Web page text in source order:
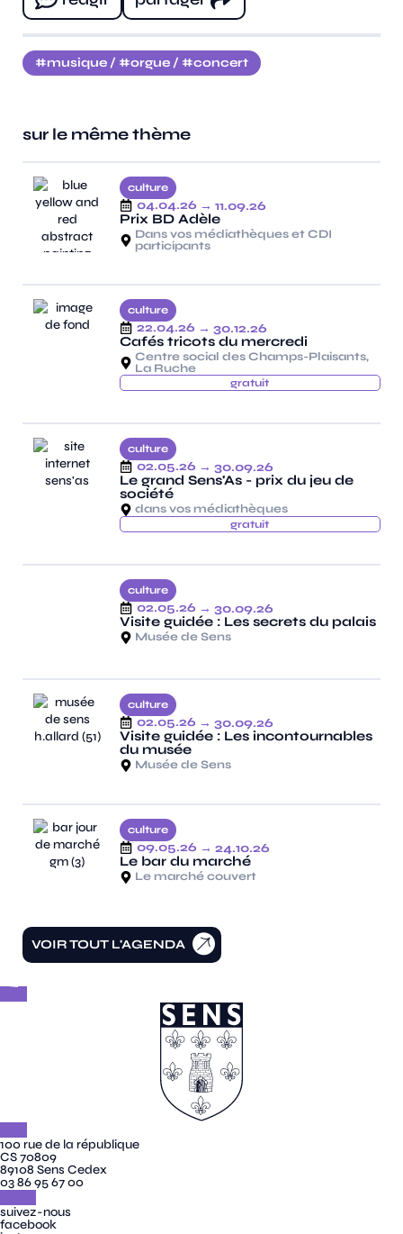
musique / orgue / concert
sur le même thème
culture
04.04.26 → 11.09.26
Prix BD Adèle
Dans vos médiathèques et CDI
participants
culture
22.04.26 → 30.12.26
Cafés tricots du mercredi
Centre social des Champs-Plaisants,
La Ruche
gratuit
culture
02.05.26 → 30.09.26
Le grand Sens'As - prix du jeu de
société
dans vos médiathèques
gratuit
culture
02.05.26 → 30.09.26
Visite guidée : Les secrets du palais
Musée de Sens
culture
02.05.26 → 30.09.26
Visite guidée : Les incontournables
du musée
Musée de Sens
culture
09.05.26 → 24.10.26
Le bar du marché
Le marché couvert
VOIR TOUT L'AGENDA
100 rue de la république
CS 70809
89108 Sens Cedex
03 86 95 67 00
suivez-nous
facebook